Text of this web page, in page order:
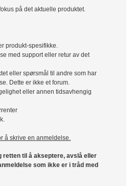
på det aktuelle produktet.
produkt-spesifikke.
med support eller retur av det
eller spørsmål til andre som har
Dette er ikke et forum.
eller annen tidsavhengig
å skrive en anmeldelse.
retten til å akseptere, avslå eller
som ikke er i tråd med